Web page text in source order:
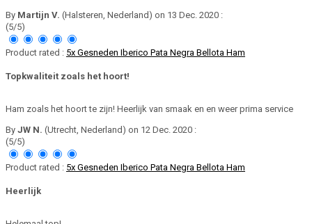
By Martijn V. (Halsteren, Nederland) on 13 Dec. 2020 :
(5/5)
Product rated : 5x Gesneden Iberico Pata Negra Bellota Ham
Topkwaliteit zoals het hoort!
Ham zoals het hoort te zijn! Heerlijk van smaak en en weer prima service
By JW N. (Utrecht, Nederland) on 12 Dec. 2020 :
(5/5)
Product rated : 5x Gesneden Iberico Pata Negra Bellota Ham
Heerlijk